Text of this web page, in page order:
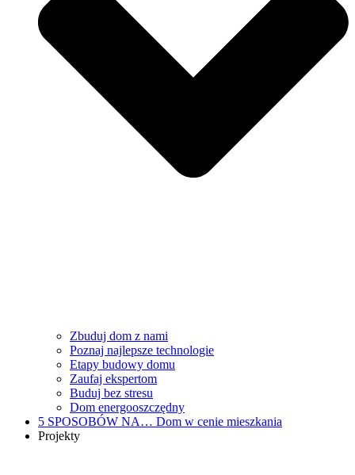
Zbuduj dom z nami
Poznaj najlepsze technologie
Etapy budowy domu
Zaufaj ekspertom
Buduj bez stresu
Dom energooszczędny
5 SPOSOBÓW NA… Dom w cenie mieszkania
Projekty